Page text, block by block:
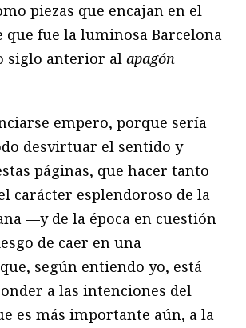
piezas que encajan en el
que fue la luminosa Barcelona
siglo anterior al apagón
empero, porque sería
desvirtuar el sentido y
páginas, que hacer tanto
carácter esplendoroso de la
—y de la época en cuestión
de caer en una
según entiendo yo, está
a las intenciones del
es más importante aún, a la